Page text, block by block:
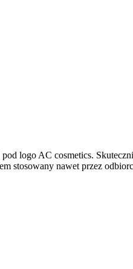
logo AC cosmetics.
stosowany nawet przez